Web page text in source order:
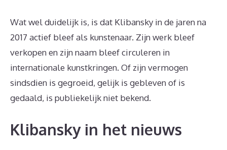
Wat wel duidelijk is, is dat Klibansky in de jaren na
2017 actief bleef als kunstenaar. Zijn werk bleef
verkopen en zijn naam bleef circuleren in
internationale kunstkringen. Of zijn vermogen
sindsdien is gegroeid, gelijk is gebleven of is
gedaald, is publiekelijk niet bekend.
Klibansky in het nieuws